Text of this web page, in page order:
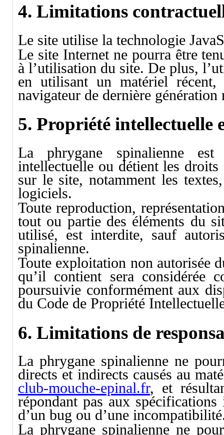
4. Limitations
Le site utilise la technologie
Le site Internet ne pourra être
à l’utilisation du site. De plus,
en utilisant un matériel
navigateur de dernière génération
5. Propriété intellectuelle
La phrygane spinalienne
intellectuelle ou détient les droits
sur le site, notamment les
logiciels.
Toute reproduction,
tout ou partie des éléments du
utilisé, est interdite, sauf
spinalienne.
Toute exploitation non autorisée
qu’il contient sera considérée
poursuivie conformément aux
du Code de Propriété
6. Limitations de
La phrygane spinalienne ne
directs et indirects causés au
club-mouche-epinal.fr, et
répondant pas aux
d’un bug ou d’une
La phrygane spinalienne ne